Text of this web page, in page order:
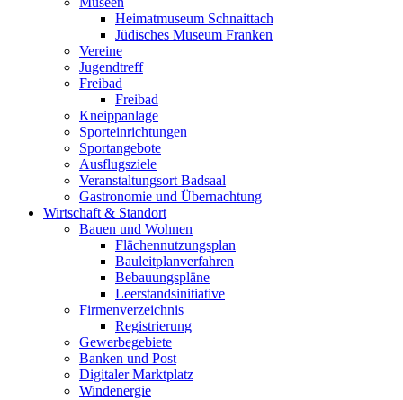
Heimatmuseum Schnaittach
Jüdisches Museum Franken
Vereine
Jugendtreff
Freibad
Freibad
Kneippanlage
Sporteinrichtungen
Sportangebote
Ausflugsziele
Veranstaltungsort Badsaal
Gastronomie und Übernachtung
Wirtschaft & Standort
Bauen und Wohnen
Flächennutzungsplan
Bauleitplanverfahren
Bebauungspläne
Leerstandsinitiative
Firmenverzeichnis
Registrierung
Gewerbegebiete
Banken und Post
Digitaler Marktplatz
Windenergie